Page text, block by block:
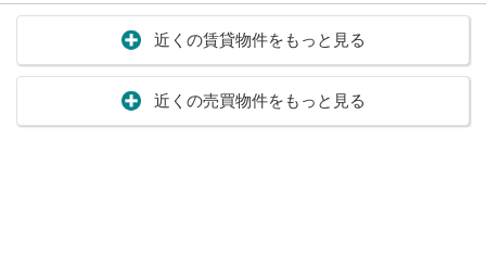
近くの賃貸物件をもっと見る
近くの売買物件をもっと見る